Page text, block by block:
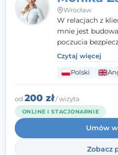
Wrocław
W relacjach z
mnie jest
poczucia
poznawczo-
które
(TSR). Te
zamierzonych
rozwiązania
identyfikowanie i
oraz mocnych
pracy korzystam
motywacyjnego
Czytaj więcej
Polski
od 200 zł/ wizyta
ONLINE I STACJONARNIE
Umów
Zobacz